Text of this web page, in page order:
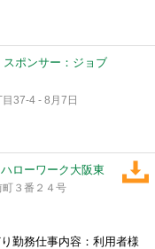
スポンサー：ジョブ
37-4 - 8月7日
ハローワーク大阪東
３番２４号
勤務仕事内容：利用者様